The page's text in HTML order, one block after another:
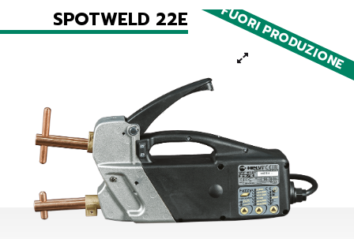
FUORI PRODUZIONE
SPOTWELD 22E